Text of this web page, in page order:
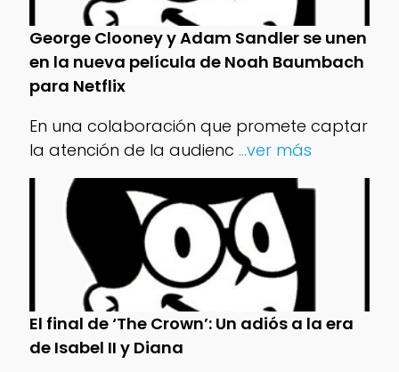
George Clooney y Adam Sandler se unen
en la nueva película de Noah Baumbach
para Netflix
En una colaboración que promete captar
la atención de la audienc ...ver más
El final de ‘The Crown’: Un adiós a la era
de Isabel II y Diana